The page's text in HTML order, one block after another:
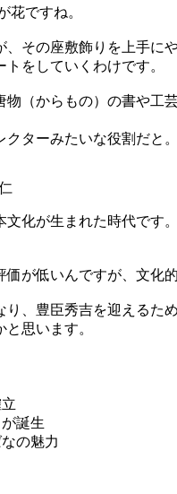
ですね。
その座敷飾りを上手に
をしていくわけです。
（からもの）の書や工
ターみたいな役割だと
化が生まれた時代です
が低いんですが、文化
、豊臣秀吉を迎えるた
思います。
誕生
の魅力